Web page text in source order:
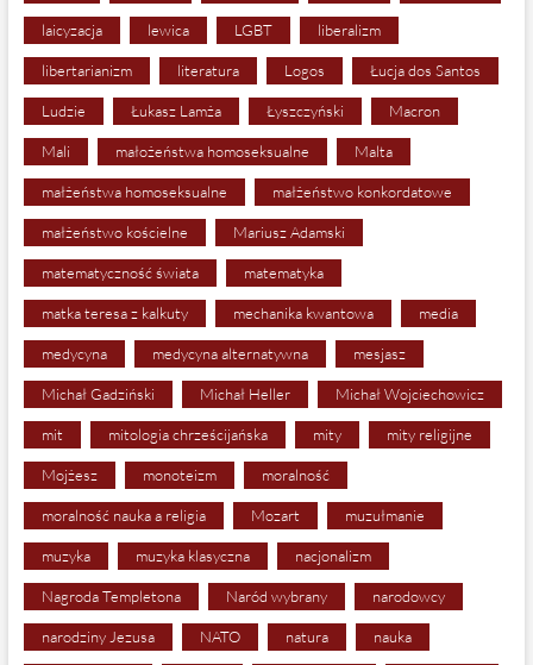
laicyzacja lewica LGBT liberalizm
libertarianizm literatura Logos Łucja dos Santos
Ludzie Łukasz Lamża Łyszczyński Macron
Mali małożeństwa homoseksualne Malta
małżeństwa homoseksualne małżeństwo konkordatowe
małżeństwo kościelne Mariusz Adamski
matematyczność świata matematyka
matka teresa z kalkuty mechanika kwantowa media
medycyna medycyna alternatywna mesjasz
Michał Gadziński Michał Heller Michał Wojciechowicz
mit mitologia chrześcijańska mity mity religijne
Mojżesz monoteizm moralność
moralność nauka a religia Mozart muzułmanie
muzyka muzyka klasyczna nacjonalizm
Nagroda Templetona Naród wybrany narodowcy
narodziny Jezusa NATO natura nauka